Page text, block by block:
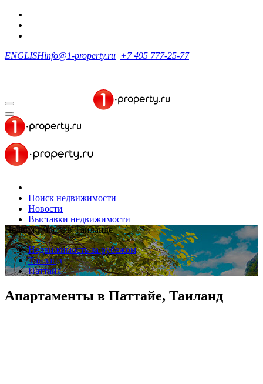
ENGLISHinfo@1-property.ru +7 495 777-25-77
Поиск недвижимости
Новости
Выставки недвижимости
Недвижимость в Таиланде
Недвижимость за рубежом
Таиланд
Паттайя
Апартаменты в Паттайе, Таиланд